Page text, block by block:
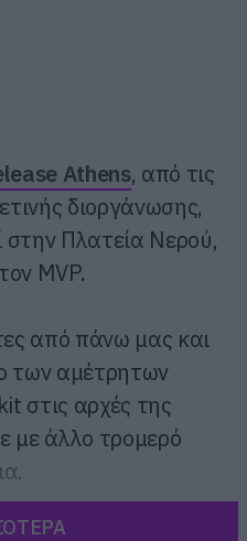
Athens, από τις
διοργάνωσης,
στην Πλατεία Νερού,
MVP.
από πάνω μας και
των αμέτρητων
στις αρχές της
με άλλο τρομερό